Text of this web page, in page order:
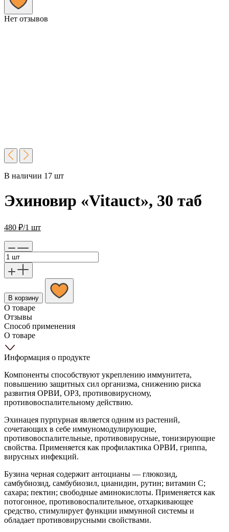
Нет отзывов
В наличии 17 шт
Эхиновир «Vitauct», 30 таб
480 ₽/1 шт
В корзину
О товаре
Отзывы
Способ применения
О товаре
Информация о продукте
Компоненты способствуют укреплению иммунитета,
повышению защитных сил организма, снижению риска
развития ОРВИ, ОРЗ, противовирусному,
противовоспалительному действию.
Эхинацея пурпурная является одним из растений,
сочетающих в себе иммуномодулирующие,
противовоспалительные, противовирусные, тонизирующие
свойства. Применяется как профилактика ОРВИ, гриппа,
вирусных инфекций.
Бузина черная содержит антоцианы ― глюкозид,
самбубиозид, самбубиозил, цианидин, рутин; витамин С;
сахара; пектин; свободные аминокислоты. Применяется как
потогонное, противовоспалительное, отхаркивающее
средство, стимулирует функции иммунной системы и
обладает противовирусными свойствами.